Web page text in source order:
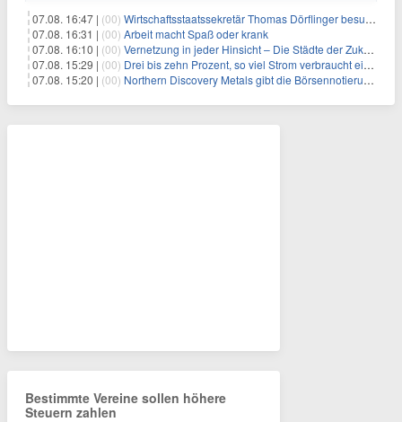
07.08. 16:47 | (00) Wirtschaftsstaatssekretär Thomas Dörflinger besucht Handwerksbetrieb im Kammerbezirk Freiburg
07.08. 16:31 | (00) Arbeit macht Spaß oder krank
07.08. 16:10 | (00) Vernetzung in jeder Hinsicht – Die Städte der Zukunft sind grün-blau
07.08. 15:29 | (00) Drei bis zehn Prozent, so viel Strom verbraucht ein Aufzug im Gebäude
07.08. 15:20 | (00) Northern Discovery Metals gibt die Börsennotierung an der Frankfurter Wertpapierbörse bekannt
Bestimmte Vereine sollen höhere
Steuern zahlen